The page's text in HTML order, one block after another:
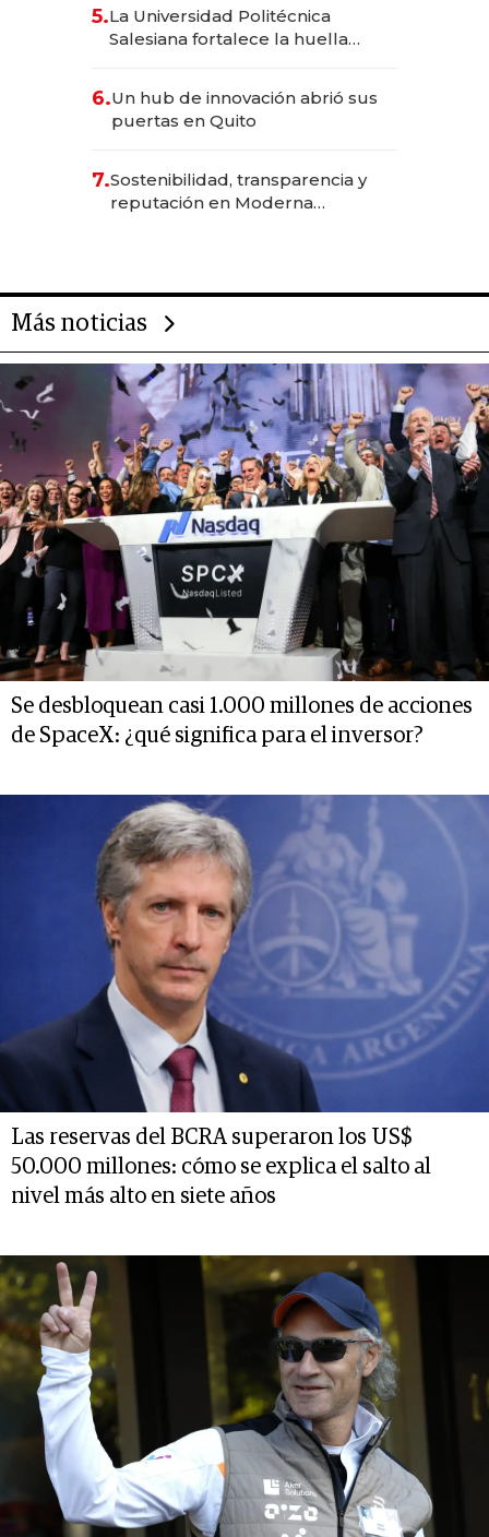
5.La Universidad Politécnica
Salesiana fortalece la huella
6.Un hub de innovación abrió sus
puertas en Quito
7.Sostenibilidad, transparencia y
reputación en Moderna
Más noticias
Se desbloquean casi 1.000 millones de acciones
de SpaceX: ¿qué significa para el inversor?
Las reservas del BCRA superaron los US$
50.000 millones: cómo se explica el salto al
nivel más alto en siete años